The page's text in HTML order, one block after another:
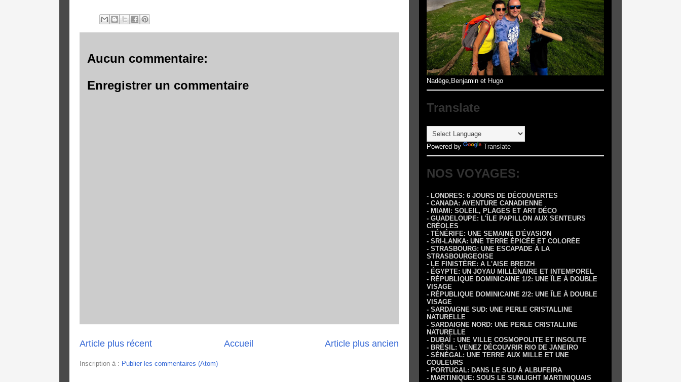
Aucun commentaire:
Enregistrer un commentaire
Article plus récent Article plus ancien
Accueil
Inscription à : Publier les commentaires (Atom)
Nadège,Benjamin et Hugo
Translate
Powered by Translate
NOS VOYAGES:
- LONDRES: 6 JOURS DE DÉCOUVERTES
- CANADA: AVENTURE CANADIENNE
- MIAMI: SOLEIL, PLAGES ET ART DÉCO
- GUADELOUPE: L'ÎLE PAPILLON AUX SENTEURS
CRÉOLES
- TÉNÉRIFE: UNE SEMAINE D'ÉVASION
- SRI-LANKA: UNE TERRE ÉPICÉE ET COLORÉE
- STRASBOURG: UNE ESCAPADE À LA
STRASBOURGEOISE
- LE FINISTÈRE: A L'AISE BREIZH
- ÉGYPTE: UN JOYAU MILLÉNAIRE ET INTEMPOREL
- RÉPUBLIQUE DOMINICAINE 1/2: UNE ÎLE À DOUBLE
VISAGE
- RÉPUBLIQUE DOMINICAINE 2/2: UNE ÎLE À DOUBLE
VISAGE
- SARDAIGNE SUD: UNE PERLE CRISTALLINE
NATURELLE
- SARDAIGNE NORD: UNE PERLE CRISTALLINE
NATURELLE
- DUBAÏ : UNE VILLE COSMOPOLITE ET INSOLITE
- BRÉSIL: VENEZ DÉCOUVRIR RIO DE JANEIRO
- SÉNÉGAL: UNE TERRE AUX MILLE ET UNE
COULEURS
- PORTUGAL: DANS LE SUD À ALBUFEIRA
- MARTINIQUE: SOUS LE SUNLIGHT MARTINIQUAIS